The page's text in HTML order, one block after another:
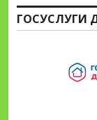
ГОСУСЛУГИ